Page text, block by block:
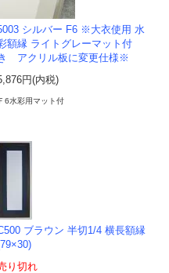
シルバー F6 ※大衣使用 水
額縁 ライトグレーマット付
アクリル板に変更仕様※
円(内税)
Ｆ6水彩用マット付
ブラウン 半切1/4 横長額縁
り切れ